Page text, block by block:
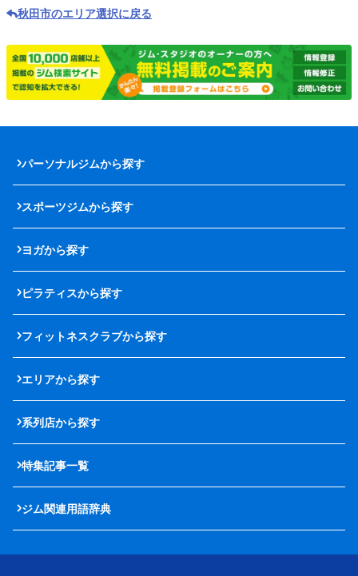
秋田市のエリア選択に戻る
パーソナルジムから探す
スポーツジムから探す
ヨガから探す
ピラティスから探す
フィットネスクラブから探す
エリアから探す
系列店から探す
特集記事一覧
ジム関連用語辞典